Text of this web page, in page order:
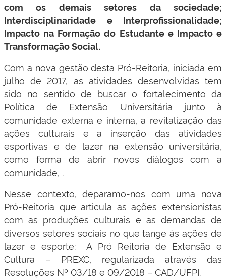
com os demais setores da sociedade;
Interdisciplinaridade e Interprofissionalidade;
Impacto na Formação do Estudante e Impacto e
Transformação Social.
Com a nova gestão desta Pró-Reitoria, iniciada em
julho de 2017, as atividades desenvolvidas tem
sido no sentido de buscar o fortalecimento da
Política de Extensão Universitária junto à
comunidade externa e interna, a revitalização das
ações culturais e a inserção das atividades
esportivas e de lazer na extensão universitária,
como forma de abrir novos diálogos com a
comunidade, .
Nesse contexto, deparamo-nos com uma nova
Pró-Reitoria que articula as ações extensionistas
com as produções culturais e as demandas de
diversos setores sociais no que tange às ações de
lazer e esporte: A Pró Reitoria de Extensão e
Cultura – PREXC, regularizada através das
Resoluções Nº 03/18 e 09/2018 – CAD/UFPI.